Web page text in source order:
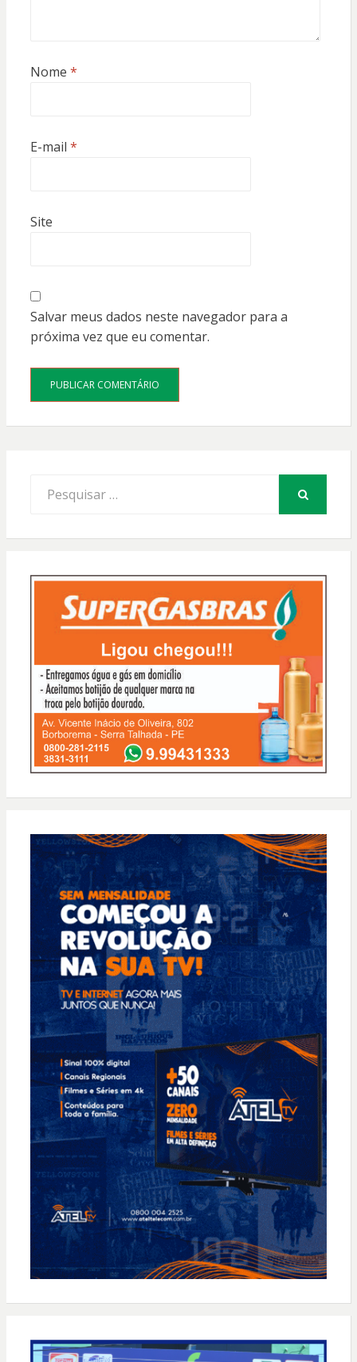
Nome *
E-mail *
Site
Salvar meus dados neste navegador para a
próxima vez que eu comentar.
por: